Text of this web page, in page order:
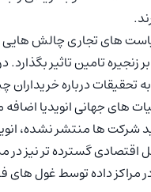
های تجاری چالش هایی
زنجیره تامین تاثیر
تحقیقات درباره
های جهانی انویدیا
شرکت ها منتشر نشده،
اقتصادی گسترده تر نیز
داده توسط غول های